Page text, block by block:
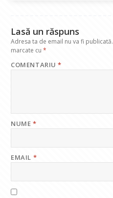
Lasă un răspuns
Adresa ta de email nu va fi publicată.
marcate cu*
COMENTARIU*
NUME*
EMAIL *